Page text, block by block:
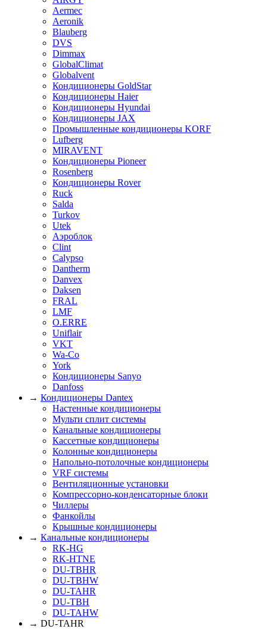
Aermec
Aeronik
Blauberg
DVS
Dimmax
GlobalClimat
Globalvent
Кондиционеры GoldStar
Кондиционеры Haier
Кондиционеры Hyundai
Кондиционеры JAX
Промышленные кондиционеры KORF
Lufberg
MIRAVENT
Кондиционеры Pioneer
Rosenberg
Кондиционеры Rover
Ruck
Salda
Turkov
Utek
Аэроблок
Clint
Calypso
Dantherm
Danvex
Daksen
FRAL
LMF
O.ERRE
Uniflair
VKT
Wa-Co
York
Кондиционеры Sanyo
Danfoss
→ Кондиционеры Dantex
Настенные кондиционеры
Мульти сплит системы
Канальные кондиционеры
Кассетные кондиционеры
Колонные кондиционеры
Напольно-потолочные кондиционеры
VRF системы
Вентиляционные установки
Компрессорно-конденсаторные блоки
Чиллеры
Фанкойлы
Крышные кондиционеры
→ Канальные кондиционеры
RK-HG
RK-HTNE
DU-TBHR
DU-TBHW
DU-TAHR
DU-TBH
DU-TAHW
→ DU-TAHR